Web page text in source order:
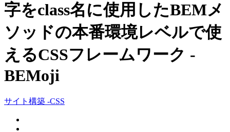
字をclass名に使用したBEMメ
ソッドの本番環境レベルで使
えるCSSフレームワーク -
BEMoji
サイト構築 -CSS